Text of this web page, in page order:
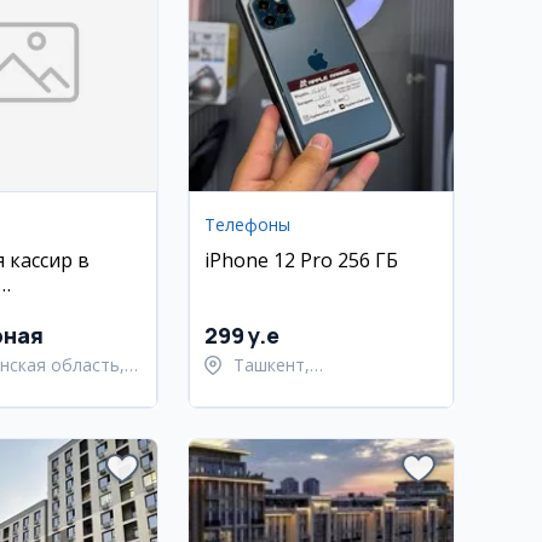
кассир в
область,
Телефоны
iPhone 12 Pro 256 ГБ
299 y.e
Ташкент,